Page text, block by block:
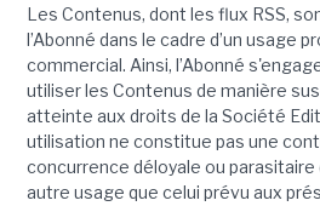
Les Contenus, dont les flux RSS,
l’Abonné dans le cadre d’un usage
commercial. Ainsi, l’Abonné
utiliser les Contenus de manière
atteinte aux droits de la Société
utilisation ne constitue pas une
concurrence déloyale ou
autre usage que celui prévu aux